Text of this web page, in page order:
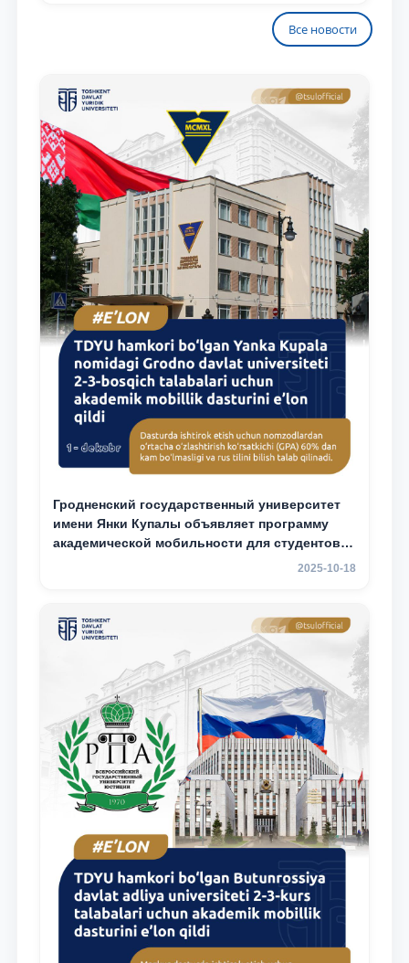
Все новости
Гродненский государственный университет
имени Янки Купалы объявляет программу
академической мобильности для студентов 2-
2025-10-18